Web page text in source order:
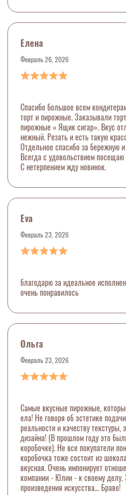
Елена
Февраль 26, 2026
Спасибо большое всем
торт и пирожные. Заказывали
пирожные « Ящик сигар». Вкус
нежный. Резать и есть такую
Отдельное спасибо за бережную
Всегда с удовольствием
С нетерпением жду новинок.
Eva
Февраль 23, 2026
благодарю за идеальное
очень понравилось
Ольга
Февраль 23, 2026
Самые вкусные пирожные,
ела! Не говоря об эстетике
реальности и качеству текстуры,
дизайна! (В прошлом году это
коробочке). Не все покупатели
коробочка тоже состоит из
вкусная. Очень импонирует
компании - Юлии - к своему делу.
произведения искусства… Браво!